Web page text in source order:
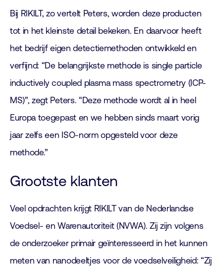
Bij RIKILT, zo vertelt Peters, worden deze producten
tot in het kleinste detail bekeken. En daarvoor heeft
het bedrijf eigen detectiemethoden ontwikkeld en
verfijnd: “De belangrijkste methode is single particle
inductively coupled plasma mass spectrometry (ICP-
MS)”, zegt Peters. “Deze methode wordt al in heel
Europa toegepast en we hebben sinds maart vorig
jaar zelfs een ISO-norm opgesteld voor deze
methode.”
Grootste klanten
Veel opdrachten krijgt RIKILT van de Nederlandse
Voedsel- en Warenautoriteit (NVWA). Zij zijn volgens
de onderzoeker primair geïnteresseerd in het kunnen
meten van nanodeeltjes voor de voedselveiligheid: “Zij